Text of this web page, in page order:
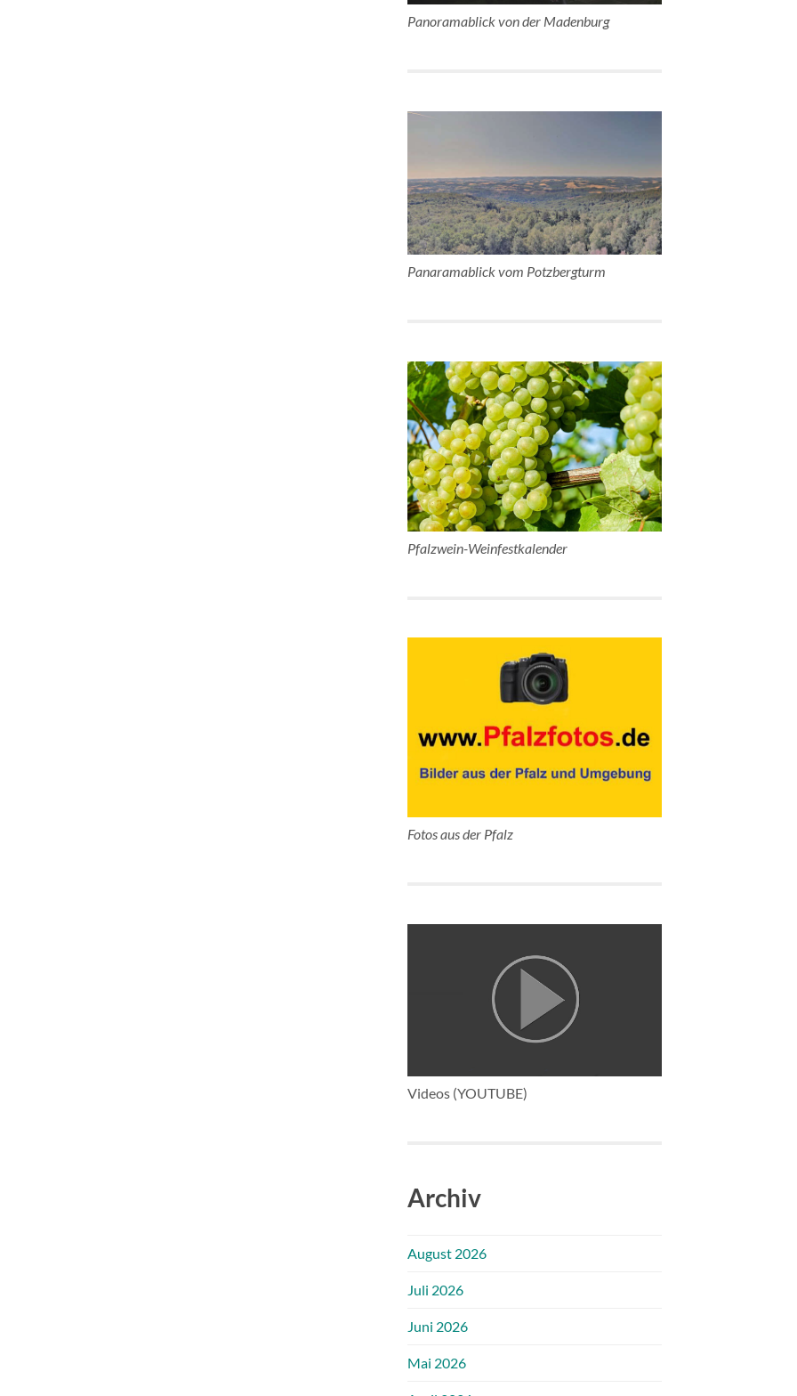
Panoramablick von der Madenburg
Panaramablick vom Potzbergturm
Pfalzwein-Weinfestkalender
Fotos aus der Pfalz
Videos (YOUTUBE)
Archiv
August 2026
Juli 2026
Juni 2026
Mai 2026